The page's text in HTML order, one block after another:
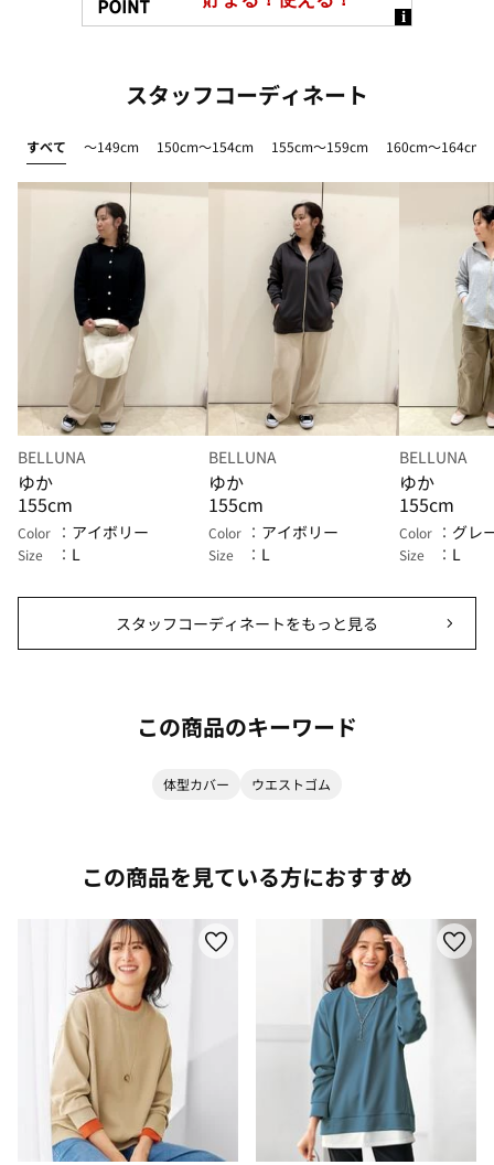
スタッフコーディネート
すべて ～149cm 150cm～154cm 155cm～159cm 160cm～164cm
BELLUNA
ゆか
155cm
Color アイボリー
Size L
BELLUNA
ゆか
155cm
Color アイボリー
Size L
BELLUNA
ゆか
155cm
Color グレ
Size L
スタッフコーディネートをもっと見る
この商品のキーワード
体型カバー ウエストゴム
この商品を見ている方におすすめ